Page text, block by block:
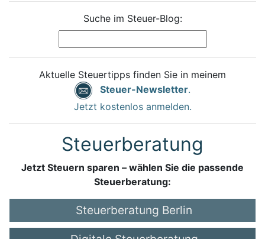
Suche im Steuer-Blog:
Aktuelle Steuertipps finden Sie in meinem
Steuer-Newsletter.
Jetzt kostenlos anmelden.
Steuerberatung
Jetzt Steuern sparen – wählen Sie die passende
Steuerberatung:
Steuerberatung Berlin